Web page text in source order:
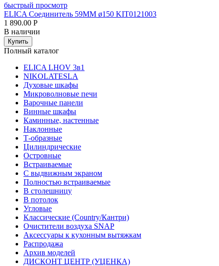
быстрый просмотр
ELICA Соединитель 59MM ø150 KIT0121003
1 890.00 Р
В наличии
Купить
Полный каталог
ELICA LHOV 3в1
NIKOLATESLA
Духовые шкафы
Микроволновые печи
Варочные панели
Винные шкафы
Каминные, настенные
Наклонные
Т-образные
Цилиндрические
Островные
Встраиваемые
С выдвижным экраном
Полностью встраиваемые
В столешницу
В потолок
Угловые
Классические (Country/Кантри)
Очистители воздуха SNAP
Аксессуары к кухонным вытяжкам
Распродажа
Архив моделей
ДИСКОНТ ЦЕНТР (УЦЕНКА)